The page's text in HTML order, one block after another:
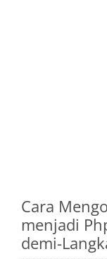
Cara
menjadi
demi-